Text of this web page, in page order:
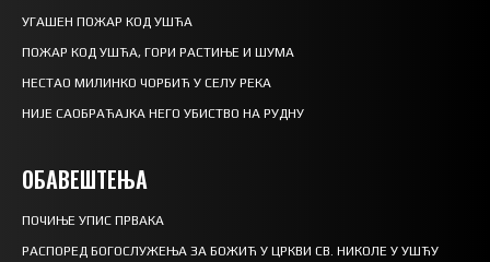
УГАШЕН ПОЖАР КОД УШЋА
ПОЖАР КОД УШЋА, ГОРИ РАСТИЊЕ И ШУМА
НЕСТАО МИЛИНКО ЧОРБИЋ У СЕЛУ РЕКА
НИЈЕ САОБРАЋАЈКА НЕГО УБИСТВО НА РУДНУ
ОБАВЕШТЕЊА
ПОЧИЊЕ УПИС ПРВАКА
РАСПОРЕД БОГОСЛУЖЕЊА ЗА БОЖИЋ У ЦРКВИ СВ. НИКОЛЕ У УШЋУ